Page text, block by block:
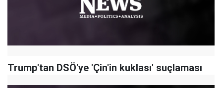
Trump'tan DSÖ'ye 'Çin'in kuklası' suçlaması